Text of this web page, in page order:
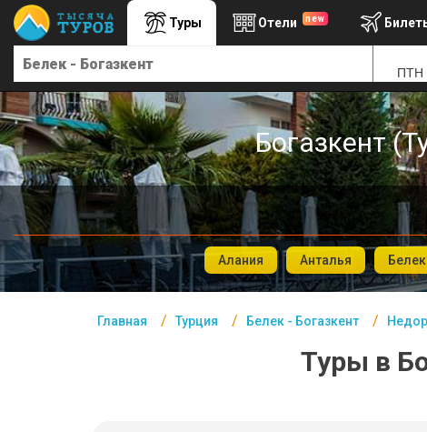
Туры Отели new
ПТН
Богазкент
Алания Анталья Белек
Главная Турция Белек - Богазкент
Туры в
Главная
Офис г. Москва
Помощь
Подборки отелей
Турция
Таиланд
ОАЭ